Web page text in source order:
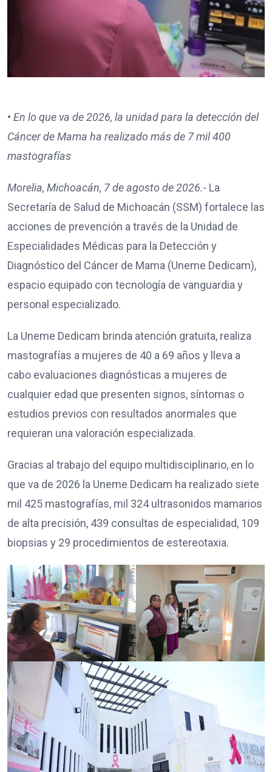
•⁠ ⁠En lo que va de 2026, la unidad para la detección del
Cáncer de Mama ha realizado más de 7 mil 400
mastografías
Morelia, Michoacán, 7 de agosto de 2026.- La
Secretaría de Salud de Michoacán (SSM) fortalece las
acciones de prevención a través de la Unidad de
Especialidades Médicas para la Detección y
Diagnóstico del Cáncer de Mama (Uneme Dedicam),
espacio equipado con tecnología de vanguardia y
personal especializado.
La Uneme Dedicam brinda atención gratuita, realiza
mastografías a mujeres de 40 a 69 años y lleva a
cabo evaluaciones diagnósticas a mujeres de
cualquier edad que presenten signos, síntomas o
estudios previos con resultados anormales que
requieran una valoración especializada.
Gracias al trabajo del equipo multidisciplinario, en lo
que va de 2026 la Uneme Dedicam ha realizado siete
mil 425 mastografías, mil 324 ultrasonidos mamarios
de alta precisión, 439 consultas de especialidad, 109
biopsias y 29 procedimientos de estereotaxia.